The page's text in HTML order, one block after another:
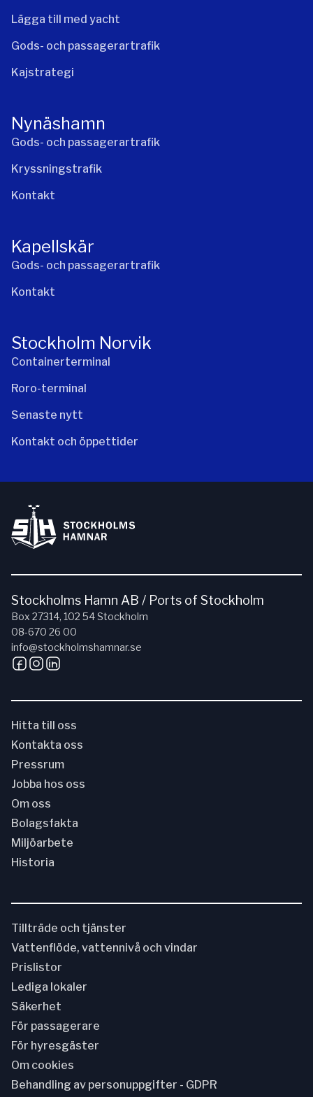
Lägga till med yacht
Gods- och passagerartrafik
Kajstrategi
Nynäshamn
Gods- och passagerartrafik
Kryssningstrafik
Kontakt
Kapellskär
Gods- och passagerartrafik
Kontakt
Stockholm Norvik
Containerterminal
Roro-terminal
Senaste nytt
Kontakt och öppettider
Stockholms Hamn AB / Ports of Stockholm
Box 27314, 102 54 Stockholm
08-670 26 00
info@stockholmshamnar.se
Hitta till oss
Kontakta oss
Pressrum
Jobba hos oss
Om oss
Bolagsfakta
Miljöarbete
Historia
Tillträde och tjänster
Vattenflöde, vattennivå och vindar
Prislistor
Lediga lokaler
Säkerhet
För passagerare
För hyresgäster
Om cookies
Behandling av personuppgifter - GDPR